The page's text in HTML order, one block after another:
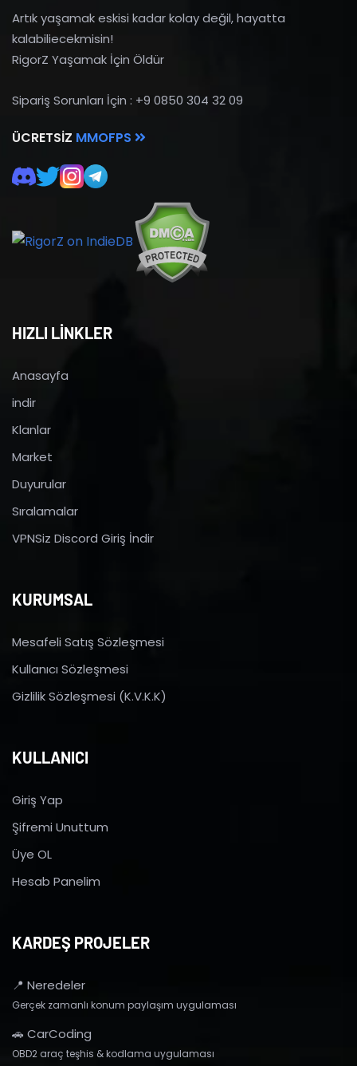
Artık yaşamak eskisi kadar kolay değil, hayatta
kalabiliecekmisin!
RigorZ Yaşamak İçin Öldür
Sipariş Sorunları İçin : +9 0850 304 32 09
ÜCRETSIZ MMOFPS
HIZLI LİNKLER
Anasayfa
indir
Klanlar
Market
Duyurular
Sıralamalar
VPNSiz Discord Giriş İndir
KURUMSAL
Mesafeli Satış Sözleşmesi
Kullanıcı Sözleşmesi
Gizlilik Sözleşmesi (K.V.K.K)
KULLANICI
Giriş Yap
Şifremi Unuttum
Üye OL
Hesab Panelim
KARDEŞ PROJELER
📍 Neredeler
Gerçek zamanlı konum paylaşım uygulaması
🚗 CarCoding
OBD2 araç teşhis & kodlama uygulaması